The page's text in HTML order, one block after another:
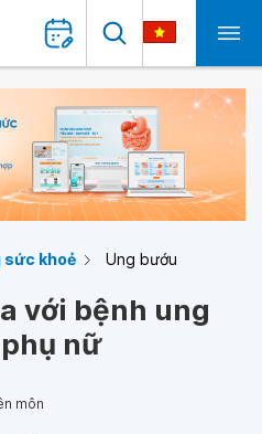
sức khoẻ Ung bướu
với bệnh ung
nữ
môn